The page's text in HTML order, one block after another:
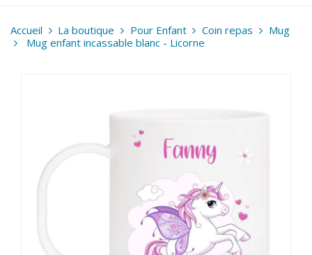
Accueil La boutique Pour Enfant Coin repas
Mug
Mug enfant incassable blanc - Licorne